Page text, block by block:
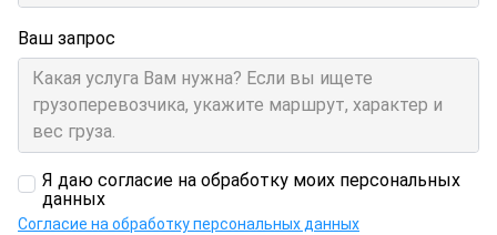
Ваш запрос
Я даю согласие на обработку моих персональных
данных
Согласие на обработку персональных данных